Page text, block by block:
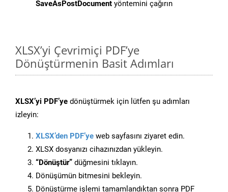
SaveAsPostDocument yöntemini çağırın
XLSX’yi Çevrimiçi PDF’ye
Dönüştürmenin Basit Adımları
XLSX’yi PDF’ye dönüştürmek için lütfen şu adımları
izleyin:
XLSX’den PDF’ye web sayfasını ziyaret edin.
XLSX dosyanızı cihazınızdan yükleyin.
“Dönüştür” düğmesini tıklayın.
Dönüşümün bitmesini bekleyin.
Dönüştürme işlemi tamamlandıktan sonra PDF